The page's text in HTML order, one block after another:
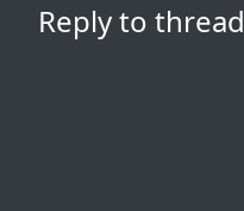
Reply to thread